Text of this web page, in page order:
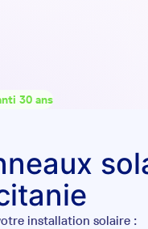
30 ans
installation solaire :